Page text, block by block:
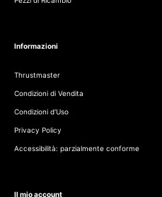
Informazioni
Thrustmaster
Condizioni di Vendita
Condizioni d'Uso
Privacy Policy
Accessibilità: parzialmente conforme
Il mio account